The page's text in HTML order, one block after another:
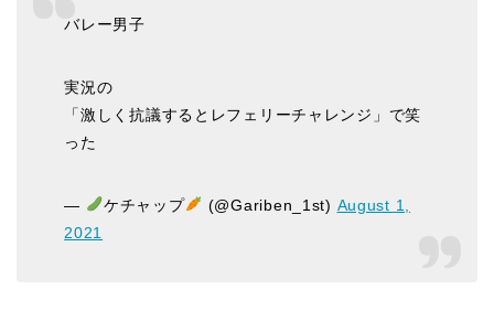
バレー男子
実況の
「激しく抗議するとレフェリーチャレンジ」で笑
った
— ケチャップ (@Gariben_1st) August 1,
2021